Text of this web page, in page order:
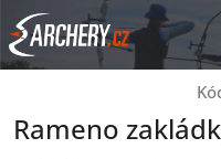
Přejít
na
obsah
Rameno